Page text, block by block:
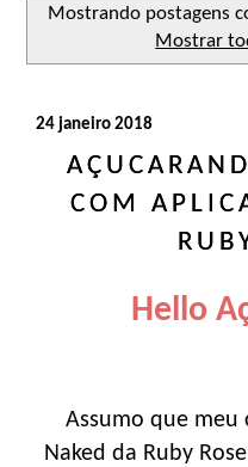
Mostrando postagens
Mostrar
24 janeiro 2018
COM
Hello
Assumo que
Naked da Ruby